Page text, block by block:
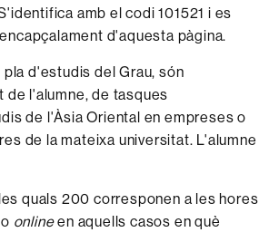
amb el codi 101521 i es
d'aquesta pàgina.
d'estudis del Grau, són
de l'alumne, de tasques
de l'Àsia Oriental en empreses o
de la mateixa universitat. L'alumne
quals 200 corresponen a les hores
o onlineen aquells casos en què